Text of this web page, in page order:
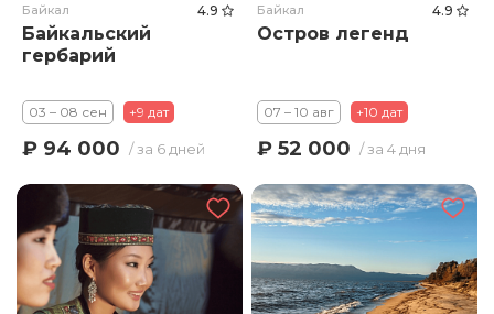
Байкал 4.9
Байкальский
гербарий
03 – 08 сен +9 дат
₽ 94 000 / за 6 дней
Байкал 4.9
Остров легенд
07 – 10 авг +10 дат
₽ 52 000 / за 4 дня